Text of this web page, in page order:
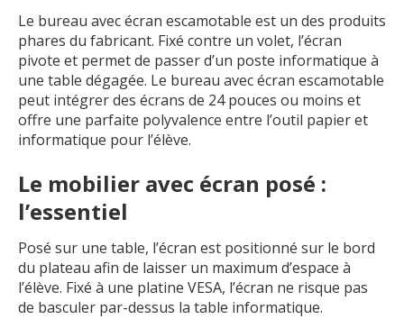
Le bureau avec écran escamotable est un des produits
phares du fabricant. Fixé contre un volet, l’écran
pivote et permet de passer d’un poste informatique à
une table dégagée. Le bureau avec écran escamotable
peut intégrer des écrans de 24 pouces ou moins et
offre une parfaite polyvalence entre l’outil papier et
informatique pour l’élève.
Le mobilier avec écran posé :
l’essentiel
Posé sur une table, l’écran est positionné sur le bord
du plateau afin de laisser un maximum d’espace à
l’élève. Fixé à une platine VESA, l’écran ne risque pas
de basculer par-dessus la table informatique.